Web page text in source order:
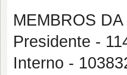
MEMBROS
Presidente -
Interno -